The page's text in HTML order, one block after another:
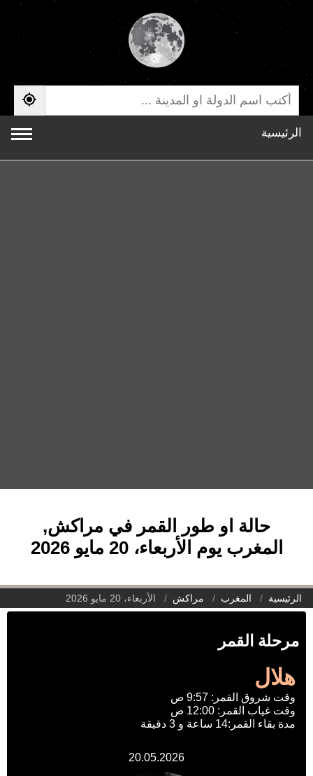
الرئيسية
حالة او طور القمر في مراكش,
المغرب يوم الأربعاء، 20 مايو 2026
الرئيسية المغرب مراكش الأربعاء، 20 مايو 2026
مرحلة القمر
هلال
وقت شروق القمر: 9:57 ص
وقت غياب القمر: 12:00 ص
مدة بقاء القمر:14 ساعة و 3 دقيقة
20.05.2026